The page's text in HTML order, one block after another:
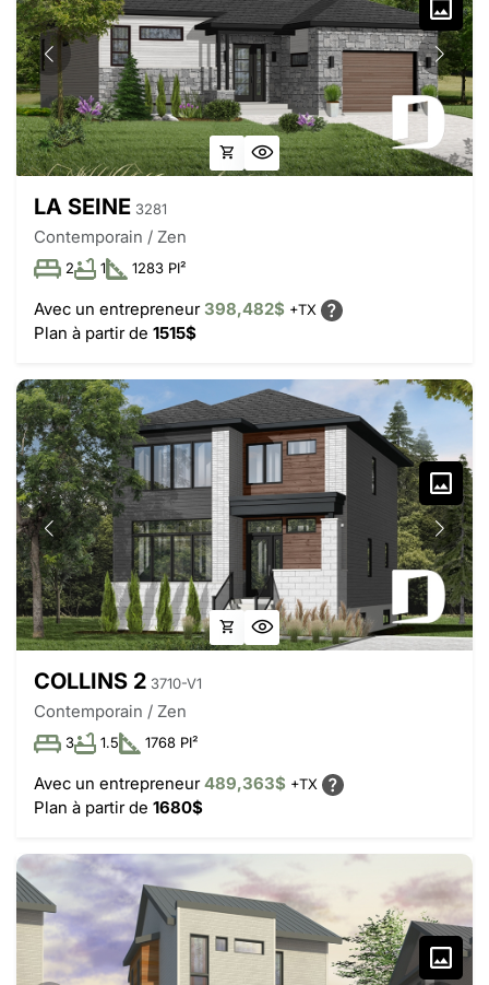
LA SEINE 3281
Contemporain / Zen
2 1 1283 PI²
Avec un entrepreneur398,482$ +TX
Plan à partir de 1515$
COLLINS 2 3710-V1
Contemporain / Zen
3 1.5 1768 PI²
Avec un entrepreneur489,363$ +TX
Plan à partir de 1680$